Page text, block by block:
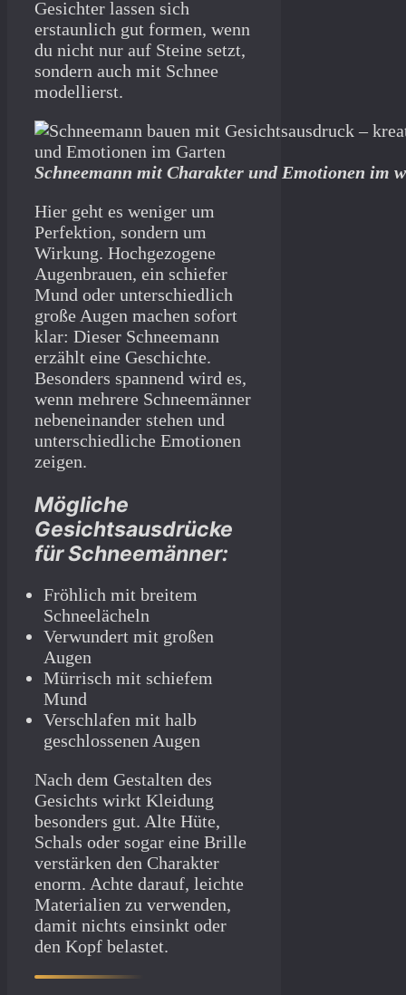
Gesichter lassen sich
erstaunlich gut formen, wenn
du nicht nur auf Steine setzt,
sondern auch mit Schnee
modellierst.
Schneemann mit Charakter und Emotionen im
Hier geht es weniger um
Perfektion, sondern um
Wirkung. Hochgezogene
Augenbrauen, ein schiefer
Mund oder unterschiedlich
große Augen machen sofort
klar: Dieser Schneemann
erzählt eine Geschichte.
Besonders spannend wird es,
wenn mehrere Schneemänner
nebeneinander stehen und
unterschiedliche Emotionen
zeigen.
Mögliche
Gesichtsausdrücke
für Schneemänner:
Fröhlich mit breitem
Schneelächeln
Verwundert mit großen
Augen
Mürrisch mit schiefem
Mund
Verschlafen mit halb
geschlossenen Augen
Nach dem Gestalten des
Gesichts wirkt Kleidung
besonders gut. Alte Hüte,
Schals oder sogar eine Brille
verstärken den Charakter
enorm. Achte darauf, leichte
Materialien zu verwenden,
damit nichts einsinkt oder
den Kopf belastet.